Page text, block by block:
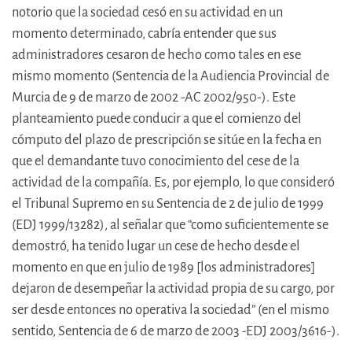
notorio que la sociedad cesó en su actividad en un
momento determinado, cabría entender que sus
administradores cesaron de hecho como tales en ese
mismo momento (Sentencia de la Audiencia Provincial de
Murcia de 9 de marzo de 2002 -AC 2002/950-). Este
planteamiento puede conducir a que el comienzo del
cómputo del plazo de prescripción se sitúe en la fecha en
que el demandante tuvo conocimiento del cese de la
actividad de la compañía. Es, por ejemplo, lo que consideró
el Tribunal Supremo en su Sentencia de 2 de julio de 1999
(EDJ 1999/13282), al señalar que “como suficientemente se
demostró, ha tenido lugar un cese de hecho desde el
momento en que en julio de 1989 [los administradores]
dejaron de desempeñar la actividad propia de su cargo, por
ser desde entonces no operativa la sociedad” (en el mismo
sentido, Sentencia de 6 de marzo de 2003 -EDJ 2003/3616-).